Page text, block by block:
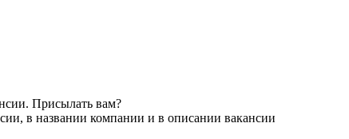
Присылать вам?
в названии компании и в описании вакансии